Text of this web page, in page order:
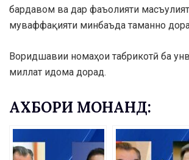
бардавом ва дар фаъолияти
муваффақияти минбаъда таманно
Воридшавии номаҳои табрикотӣ ба
миллат идома дорад.
АХБОРИ МОНАНД: